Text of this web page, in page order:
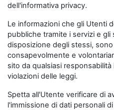
dell'informativa privacy.
Le informazioni che gli Utenti
pubbliche tramite i servizi e gli
disposizione degli stessi,
consapevolmente e
sito da qualsiasi
violazioni delle leggi.
Spetta all'Utente verificare di
l'immissione di dati personali